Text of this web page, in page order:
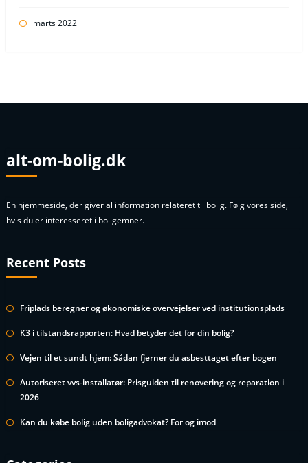
marts 2022
alt-om-bolig.dk
En hjemmeside, der giver al information relateret til bolig. Følg vores side,
hvis du er interesseret i boligemner.
Recent Posts
Friplads beregner og økonomiske overvejelser ved institutionsplads
K3 i tilstandsrapporten: Hvad betyder det for din bolig?
Vejen til et sundt hjem: Sådan fjerner du asbesttaget efter bogen
Autoriseret vvs-installatør: Prisguiden til renovering og reparation i
2026
Kan du købe bolig uden boligadvokat? For og imod